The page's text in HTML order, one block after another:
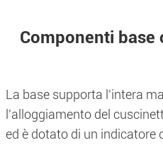
Componenti base
La base supporta l'intera
l'alloggiamento del
ed è dotato di un indicatore